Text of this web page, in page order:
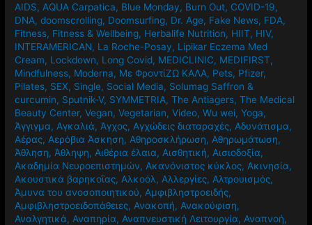
AIDS, AQUA Carpatica, Blue Monday, Burn Out, COVID-19,
DNA,doomscrolling, Doomsurfing, Dr. Age, Fake News, FDA,
Fitness, Fitness & Wellbeing, Herbalife Nutrition, HIIT, HIV,
INTERAMERICAN, La Roche-Posay, Lipikar Eczema Med
Cream, Lockdown, Long Covid, MEDICLINIC, MEDIFIRST,
Mindfulness, Moderna, Mε ΦροντίΖΩ ΚΑΛΑ, Pets, Pfizer,
Pilates, SEX, Single, Social Media, Solumag Saffron &
curcumin, Sputnik-V, SYMMETRIA,The Antiagers,The Medical
Beauty Center,Vegan,Vegetarian,Video,Wu wei,Yoga,
Άγγιγμα, Αγκαλιά, Άγχος, Αγχώδεις διαταραχές, Αδυνάτισμα,
Αέρας, Αερόβια Άσκηση, Αθηροσκλήρωση, Αθηρωμάτωση,
Άθληση, Άθληψη, Αιθέρια έλαια, Αισθητική, Αισιοδοξία,
Ακαδημία Νευροεπιστημών, Ακανόνιστος κύκλος, Ακινησία,
Ακουστικά βαρηκοΐας, Αλκοόλ, Αλλεργίες, Αλτρουισμός,
Άμυνα του ανοσοποιητικού, Αμφιβληστροειδής,
Αμφιβληστροειδοπάθειες, Ανακοπή, Ανακούφιση,
Αναλγητικά, Αναπηρία, Αναπνευστική Λειτουργία, Αναπνοή,